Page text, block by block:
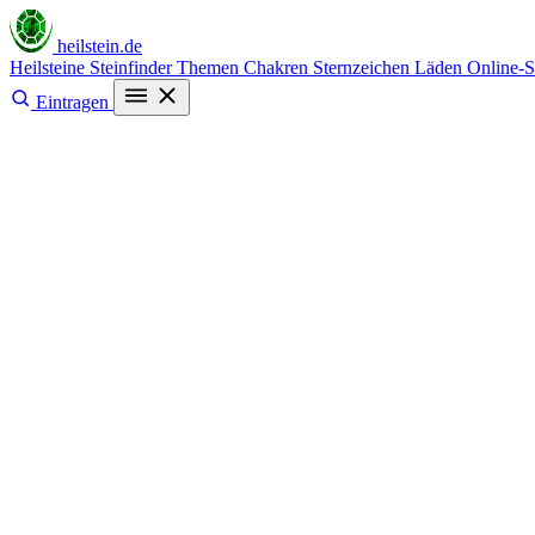
heilstein.de
Heilsteine SteinfinderThemen Chakren Sternzeichen Läden Online-
Eintragen